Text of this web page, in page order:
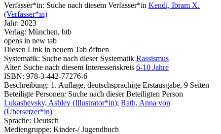
Verfasser*in: Suche nach diesem Verfasser*in Kendi, Ibram X.
(Verfasser*in)
Jahr: 2023
Verlag: München, btb
opens in new tab
Diesen Link in neuem Tab öffnen
Systematik: Suche nach dieser Systematik Rassismus
Alter: Suche nach diesem Interessenskreis 6-10 Jahre
ISBN: 978-3-442-77276-6
Beschreibung: 1. Auflage, deutschsprachige Erstausgabe, 9 Seiten
Beteiligte Personen: Suche nach dieser Beteiligten Person
Lukashevsky, Ashley (Illustrator*in); Rath, Anna von
(Übersetzer*in)
Sprache: Deutsch
Mediengruppe: Kinder-/ Jugendbuch